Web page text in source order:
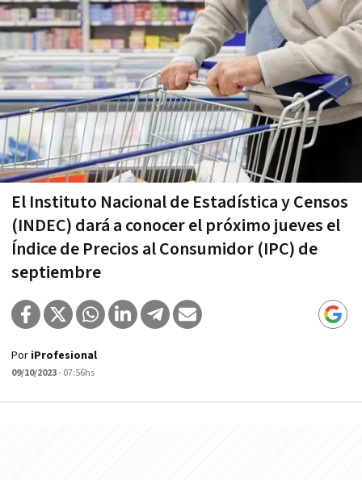
El Instituto Nacional de Estadística y Censos
(INDEC) dará a conocer el próximo jueves el
Índice de Precios al Consumidor (IPC) de
septiembre
Por iProfesional
09/10/2023- 07:56hs